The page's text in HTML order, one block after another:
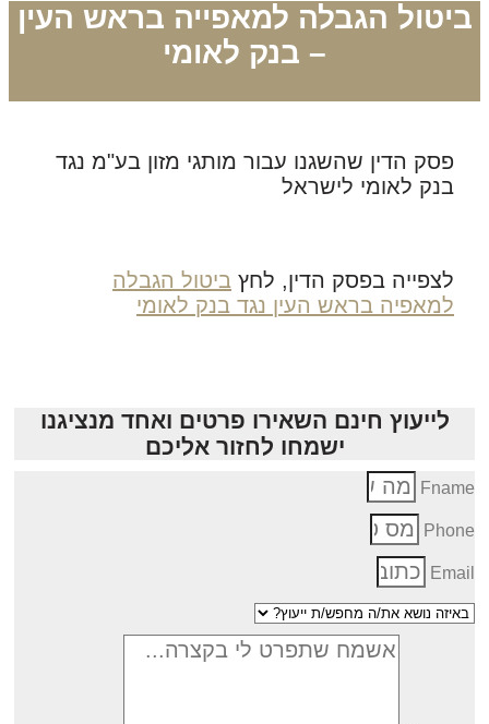
הגבלה למאפייה בראש העין
– בנק לאומי
פסק הדין שהשגנו עבור מותגי מזון בע"מ נגד
בנק לאומי לישראל
לצפייה בפסק הדין, לחץביטול הגבלה
למאפיה בראש העין נגד בנק לאומי
לייעוץ חינם השאירו פרטים ואחד מנציגנו
ישמחו לחזור אליכם